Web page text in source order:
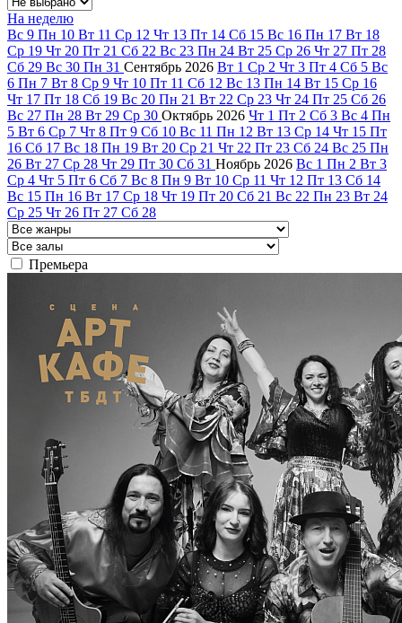
На неделю
Вс 9 Пн 10 Вт 11 Ср 12 Чт 13 Пт 14 Сб 15 Вс 16 Пн 17 Вт 18
Ср 19 Чт 20 Пт 21 Сб 22 Вс 23 Пн 24 Вт 25 Ср 26 Чт 27 Пт 28
Сб 29 Вс 30 Пн 31 Сентябрь 2026 Вт 1 Ср 2 Чт 3 Пт 4 Сб 5 Вс
6 Пн 7 Вт 8 Ср 9 Чт 10 Пт 11 Сб 12 Вс 13 Пн 14 Вт 15 Ср 16
Чт 17 Пт 18 Сб 19 Вс 20 Пн 21 Вт 22 Ср 23 Чт 24 Пт 25 Сб 26
Вс 27 Пн 28 Вт 29 Ср 30 Октябрь 2026 Чт 1 Пт 2 Сб 3 Вс 4 Пн
5 Вт 6 Ср 7 Чт 8 Пт 9 Сб 10 Вс 11 Пн 12 Вт 13 Ср 14 Чт 15 Пт
16 Сб 17 Вс 18 Пн 19 Вт 20 Ср 21 Чт 22 Пт 23 Сб 24 Вс 25 Пн
26 Вт 27 Ср 28 Чт 29 Пт 30 Сб 31 Ноябрь 2026 Вс 1 Пн 2 Вт 3
Ср 4 Чт 5 Пт 6 Сб 7 Вс 8 Пн 9 Вт 10 Ср 11 Чт 12 Пт 13 Сб 14
Вс 15 Пн 16 Вт 17 Ср 18 Чт 19 Пт 20 Сб 21 Вс 22 Пн 23 Вт 24
Ср 25 Чт 26 Пт 27 Сб 28
Премьера